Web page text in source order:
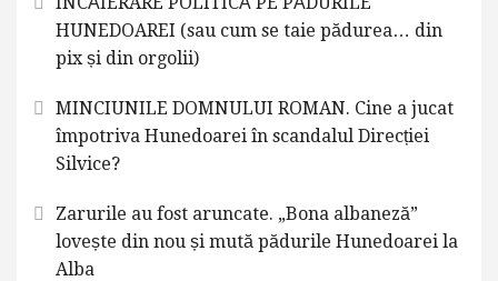
HUNEDOAREI (sau cum se taie pădurea… din
pix și din orgolii)
MINCIUNILE DOMNULUI ROMAN. Cine a jucat
împotriva Hunedoarei în scandalul Direcției
Silvice?
Zarurile au fost aruncate. „Bona albaneză”
lovește din nou și mută pădurile Hunedoarei la
Alba